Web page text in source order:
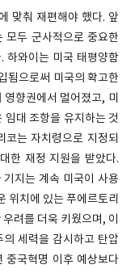
맞춰 재편해야 했다. 앞
모두 군사적으로 중요한
하와이는 미국 태평양함
됨으로써 미국의 확고한
향권에서 멀어졌고, 미
대 조항을 유지하는 것
코는 자치령으로 지정되
한 재정 지원을 받았다.
지는 계속 미국이 사용
위치에 있는 푸에르토리
려를 더욱 키웠으며, 이
세력을 감시하고 탄압
중국혁명 이후 예상보다